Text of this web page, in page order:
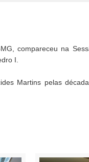
compareceu na
I.
Martins pelas